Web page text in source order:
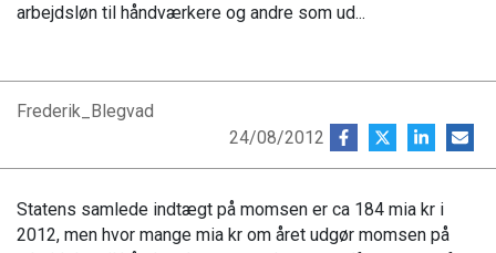
arbejdsløn til håndværkere og andre som ud...
Frederik_Blegvad
24/08/2012
Statens samlede indtægt på momsen er ca 184 mia kr i
2012, men hvor mange mia kr om året udgør momsen på